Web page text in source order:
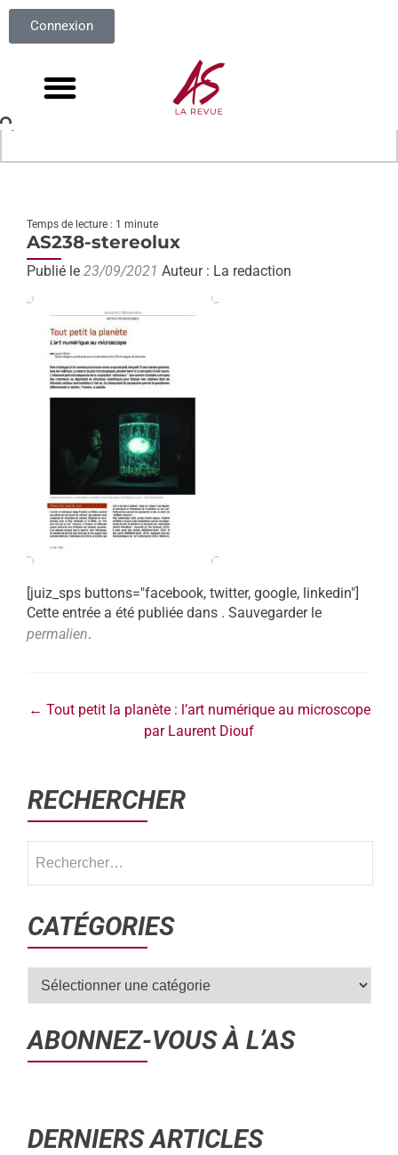
Connexion
Temps de lecture : 1 minute
AS238-stereolux
Publié le 23/09/2021 Auteur : La redaction
[juiz_sps buttons="facebook, twitter, google, linkedin"]
Cette entrée a été publiée dans . Sauvegarder le
permalien.
← Tout petit la planète : l’art numérique au microscope
par Laurent Diouf
RECHERCHER
CATÉGORIES
ABONNEZ-VOUS À L’AS
DERNIERS ARTICLES